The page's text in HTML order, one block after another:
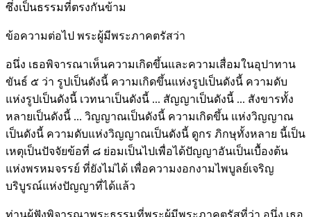
ซึ่งเป็นธรรมที่ตรงกันข้าม
ข้อความต่อไป พระผู้มีพระภาคตรัสว่า
อนึ่ง เธอพิจารณาเห็นความเกิดขึ้นและความเสื่อมในอุปาทาน
ขันธ์ ๕ ว่า รูปเป็นดังนี้ ความเกิดขึ้นแห่งรูปเป็นดังนี้ ความดับ
แห่งรูปเป็นดังนี้ เวทนาเป็นดังนี้ ... สัญญาเป็นดังนี้ ... สังขารทั้ง
หลายเป็นดังนี้ ... วิญญาณเป็นดังนี้ ความเกิดขึ้น แห่งวิญญาณ
เป็นดังนี้ ความดับแห่งวิญญาณเป็นดังนี้ ดูกร ภิกษุทั้งหลาย นี้เป็น
เหตุเป็นปัจจัยข้อที่ ๘ ย่อมเป็นไปเพื่อได้ปัญญาอันเป็นเบื้องต้น
แห่งพรหมจรรย์ ที่ยังไม่ได้ เพื่อความงอกงามไพบูลย์เจริญ
บริบูรณ์แห่งปัญญาที่ได้แล้ว
ท่านผู้ฟังพิจารณาพระธรรมที่พระผู้มีพระภาคตรัสที่ว่า อนึ่ง เธอ